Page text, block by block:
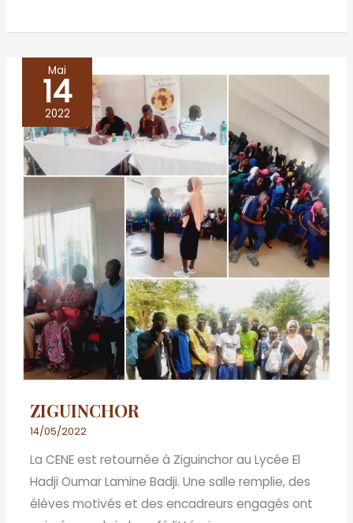
Mai
14
2022
ZIGUINCHOR
14/05/2022
La CENE est retournée à Ziguinchor au Lycée El
Hadji Oumar Lamine Badji. Une salle remplie, des
élèves motivés et des encadreurs engagés ont
ZIGUINCHOR